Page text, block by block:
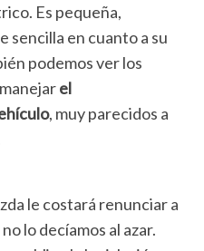
Es pequeña,
sencilla en cuanto a su
podemos ver los
el
, muy parecidos a
le costará renunciar a
lo decíamos al azar.